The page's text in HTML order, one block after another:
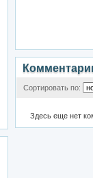
Сортировать по:
Здесь еще нет